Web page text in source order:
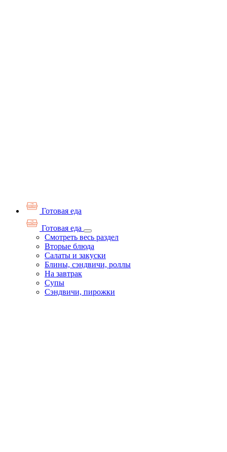
Готовая еда
Готовая еда
Смотреть весь раздел
Вторые блюда
Салаты и закуски
Блины, сэндвичи, роллы
На завтрак
Супы
Сэндвичи, пирожки